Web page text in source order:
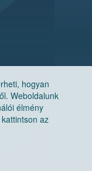
hogyan
Weboldalunk
élmény
az